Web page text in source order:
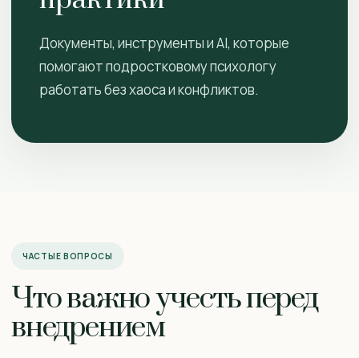
Документы, инструменты и AI, которые
помогают подростковому психологу
работать без хаоса и конфликтов.
ЧАСТЫЕ ВОПРОСЫ
Что важно учесть перед
внедрением